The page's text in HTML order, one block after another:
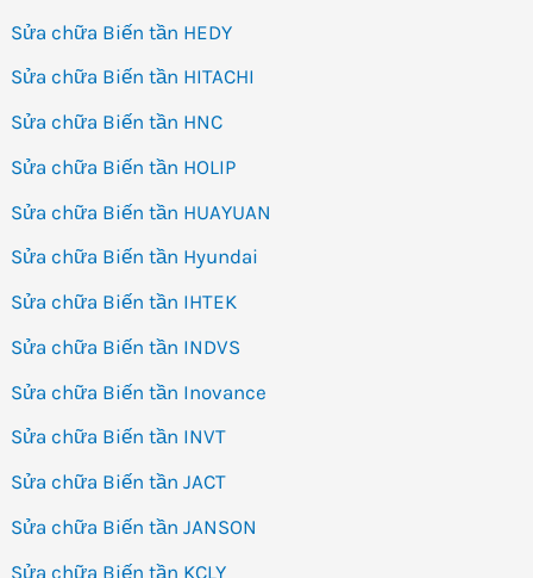
Sửa chữa Biến tần HEDY
Sửa chữa Biến tần HITACHI
Sửa chữa Biến tần HNC
Sửa chữa Biến tần HOLIP
Sửa chữa Biến tần HUAYUAN
Sửa chữa Biến tần Hyundai
Sửa chữa Biến tần IHTEK
Sửa chữa Biến tần INDVS
Sửa chữa Biến tần Inovance
Sửa chữa Biến tần INVT
Sửa chữa Biến tần JACT
Sửa chữa Biến tần JANSON
Sửa chữa Biến tần KCLY